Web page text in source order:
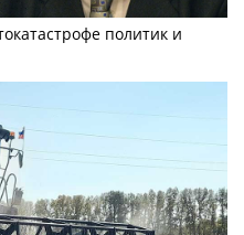
политик и